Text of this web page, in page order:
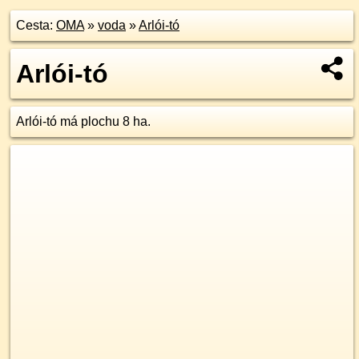
Cesta: OMA» voda »Arlói-tó
Arlói-tó
Arlói-tó má plochu 8 ha.